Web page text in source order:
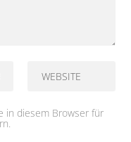
in diesem Browser für